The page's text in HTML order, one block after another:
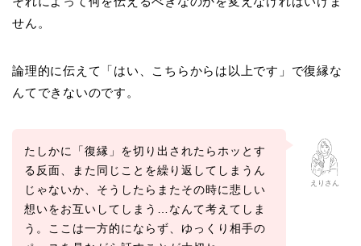
せん。
論理的に伝えて「はい、こちらからは以上です」で復縁な
んてできないのです。
えりさん
たしかに「復縁」を切り出されたらホッとす
る反面、また同じことを繰り返してしまうん
じゃないか、そうしたらまたその時に悲しい
想いをお互いしてしまう…なんて考えてしま
う。ここは一方的にならず、ゆっくり相手の